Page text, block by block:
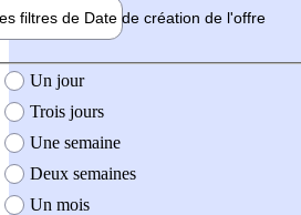
filtres de Date de création de l'offre
création de l'offre
Un jour
Trois jours
Une semaine
Deux semaines
Un mois